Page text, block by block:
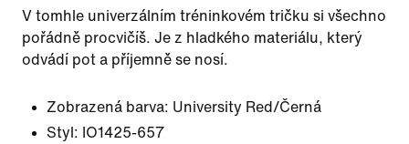
V tomhle univerzálním tréninkovém tričku si všechno
pořádně procvičíš. Je z hladkého materiálu, který
odvádí pot a příjemně se nosí.
Zobrazená barva: University Red/Černá
Styl: IO1425-657